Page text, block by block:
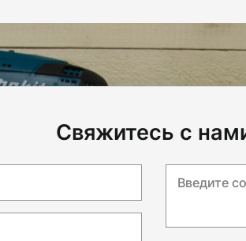
Свяжитесь с
Введите